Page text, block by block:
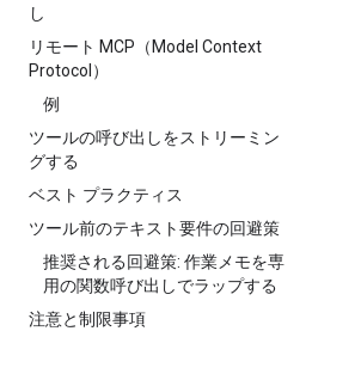
し
リモート MCP（Model Context
Protocol）
例
ツールの呼び出しをストリーミン
グする
ベスト プラクティス
ツール前のテキスト要件の回避策
推奨される回避策: 作業メモを専
用の関数呼び出しでラップする
注意と制限事項